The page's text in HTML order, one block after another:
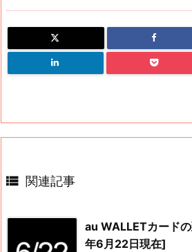
 関連記事
au WALLETカード
年6月22日現在]